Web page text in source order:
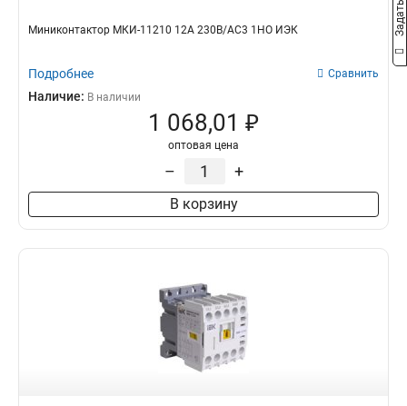
Миниконтактор МКИ-11210 12А 230В/АС3 1НО ИЭК
Подробнее Сравнить
Наличие: В наличии
1 068,01 ₽
оптовая цена
– +
В корзину